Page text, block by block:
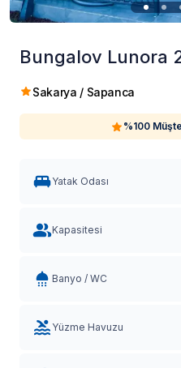
Bungalov Lunora
Sakarya / Sapanca
%100
Yatak Odası
Kapasitesi
Banyo / WC
Yüzme Havuzu